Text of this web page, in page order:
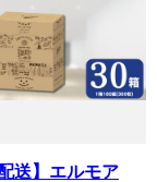
送】エルモア